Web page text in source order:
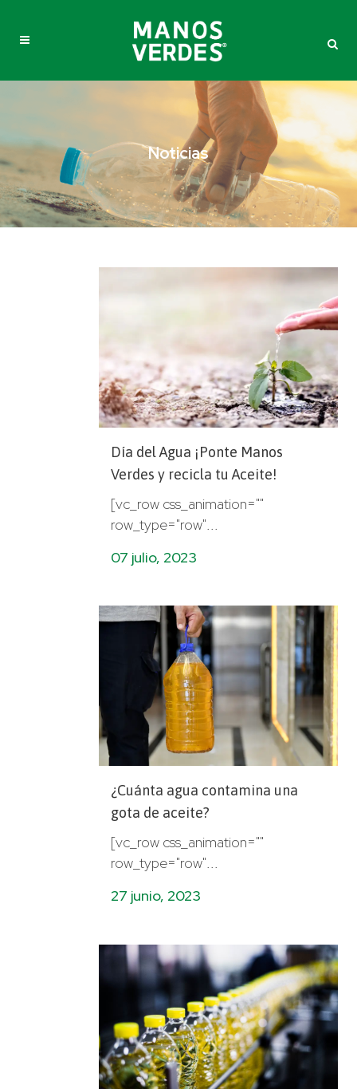
Noticias
Día del Agua ¡Ponte Manos
Verdes y recicla tu Aceite!
[vc_row css_animation=""
row_type="row"...
07 julio, 2023
¿Cuánta agua contamina una
gota de aceite?
[vc_row css_animation=""
row_type="row"...
27 junio, 2023